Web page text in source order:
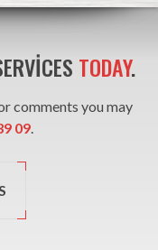
TODAY.
comments you may
09.